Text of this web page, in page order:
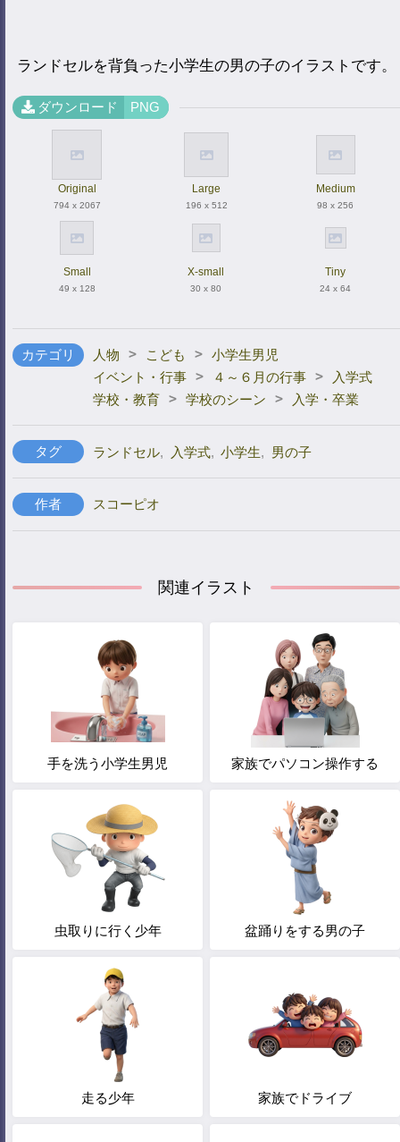
ランドセルを背負った小学生の男の子のイラストです。
ダウンロード PNG
Original
794 x 2067
Large
196 x 512
Medium
98 x 256
Small
49 x 128
X-small
30 x 80
Tiny
24 x 64
カテゴリ 人物 > こども > 小学生男児
イベント・行事 > ４～６月の行事 >
入学式
学校・教育 > 学校のシーン > 入学・卒業
タグ ランドセル, 入学式, 小学生, 男の子
作者 スコーピオ
関連イラスト
手を洗う小学生男児 家族でパソコン操作する
虫取りに行く少年 盆踊りをする男の子
走る少年 家族でドライブ